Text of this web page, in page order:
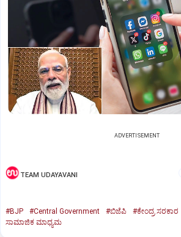
ADVERTISEMENT
TEAM UDAYAVANI
#BJP #Central Government #ಬಿಜೆಪಿ #ಕೇಂದ್ರ ಸರಕಾರ
ಸಾಮಾಜಿಕ ಮಾಧ್ಯಮ